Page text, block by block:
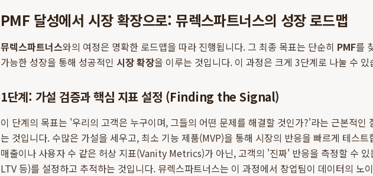
PMF 달성에서 시장 확장으로: 뮤렉스파트너스의 성장 로드맵
뮤렉스파트너스와의 여정은 명확한 로드맵을 따라 진행됩니다. 그 최종 목표는 단순히 PMF를
가능한 성장을 통해 성공적인 시장 확장을 이루는 것입니다. 이 과정은 크게 3단계로 나눌 수 있
1단계: 가설 검증과 핵심 지표 설정 (Finding the Signal)
이 단계의 목표는 '우리의 고객은 누구이며, 그들의 어떤 문제를 해결할 것인가?'라는 근본적인
는 것입니다. 수많은 가설을 세우고, 최소 기능 제품(MVP)을 통해 시장의 반응을 빠르게 테스트
매출이나 사용자 수 같은 허상 지표(Vanity Metrics)가 아닌, 고객의 '진짜' 반응을 측정할 수 있
LTV 등)를 설정하고 추적하는 것입니다. 뮤렉스파트너스는 이 과정에서 창업팀이 데이터의 노